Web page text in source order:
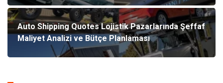
Auto Shipping Quotes Lojistik Pazarlarında Şeffaf
Maliyet Analizi ve Bütçe Planlaması